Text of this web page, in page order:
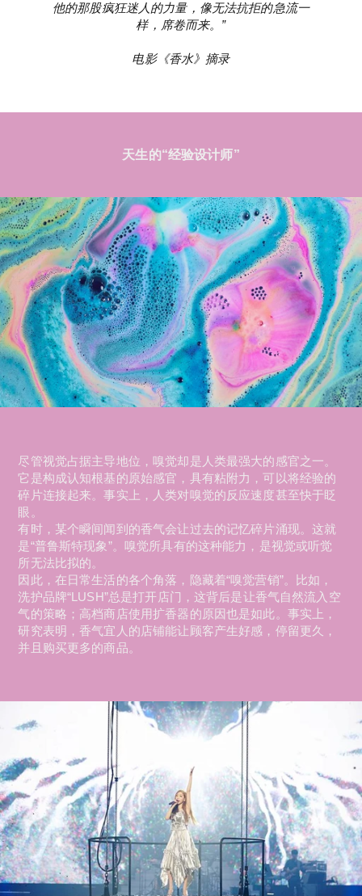
他的那股疯狂迷人的力量，像无法抗拒的急流一
样，席卷而来。”
电影《香水》摘录
天生的“经验设计师”
尽管视觉占据主导地位，嗅觉却是人类最强大的感官之一。
它是构成认知根基的原始感官，具有粘附力，可以将经验的
碎片连接起来。事实上，人类对嗅觉的反应速度甚至快于眨
眼。
有时，某个瞬间闻到的香气会让过去的记忆碎片涌现。这就
是“普鲁斯特现象”。嗅觉所具有的这种能力，是视觉或听觉
所无法比拟的。
因此，在日常生活的各个角落，隐藏着“嗅觉营销”。比如，
洗护品牌“LUSH”总是打开店门，这背后是让香气自然流入空
气的策略；高档商店使用扩香器的原因也是如此。事实上，
研究表明，香气宜人的店铺能让顾客产生好感，停留更久，
并且购买更多的商品。